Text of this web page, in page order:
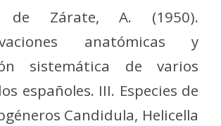
de Zárate, A. (1950).
anatómicas y
sistemática de varios
españoles. III. Especies de
Candidula, Helicella